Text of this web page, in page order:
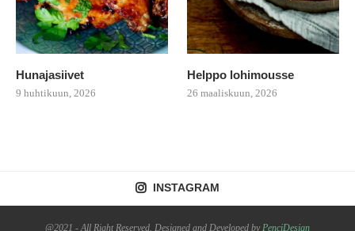
Hunajasiivet
9 huhtikuun, 2026
Helppo lohimousse
26 maaliskuun, 2026
INSTAGRAM
@2021 - All Right Reserved. Designed and Developed byPenciDesign